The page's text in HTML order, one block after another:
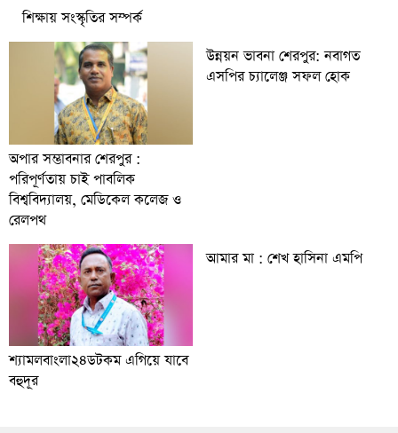
শিক্ষায় সংস্কৃতির সম্পর্ক
অপার সম্ভাবনার শেরপুর :
পরিপূর্ণতায় চাই পাবলিক
বিশ্ববিদ্যালয়, মেডিকেল কলেজ ও
রেলপথ
উন্নয়ন ভাবনা শেরপুর: নবাগত
এসপির চ্যালেঞ্জ সফল হোক
শ্যামলবাংলা২৪ডটকম এগিয়ে যাবে
বহুদূর
আমার মা : শেখ হাসিনা এমপি